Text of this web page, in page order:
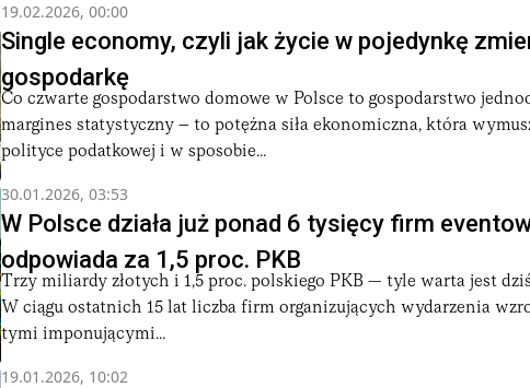
19.02.2026, 00:00
Single economy, czyli jak życie w pojedynkę
gospodarkę
Co czwarte gospodarstwo domowe w Polsce to gospodarstwo
margines statystyczny – to potężna siła ekonomiczna, która
polityce podatkowej i w sposobie...
30.01.2026, 03:53
W Polsce działa już ponad 6 tysięcy firm
odpowiada za 1,5 proc. PKB
Trzy miliardy złotych i 1,5 proc. polskiego PKB — tyle warta jest
W ciągu ostatnich 15 lat liczba firm organizujących wydarzenia
tymi imponującymi...
19.01.2026, 10:02